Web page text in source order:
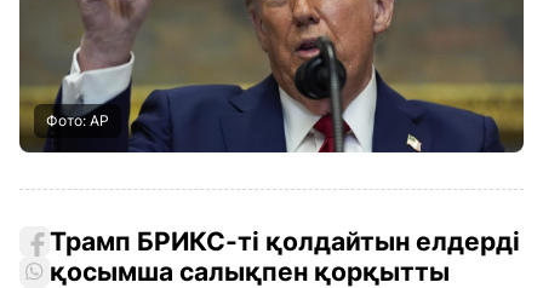
Фото: АР
Трамп БРИКС-ті қолдайтын елдерді
қосымша салықпен қорқытты